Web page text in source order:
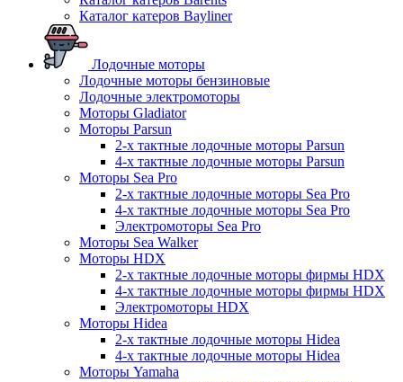
Каталог катеров Bayliner
Лодочные моторы
Лодочные моторы бензиновые
Лодочные электромоторы
Моторы Gladiator
Моторы Parsun
2-х тактные лодочные моторы Parsun
4-х тактные лодочные моторы Parsun
Моторы Sea Pro
2-х тактные лодочные моторы Sea Pro
4-х тактные лодочные моторы Sea Pro
Электромоторы Sea Pro
Моторы Sea Walker
Моторы HDX
2-х тактные лодочные моторы фирмы HDX
4-х тактные лодочные моторы фирмы HDX
Электромоторы HDX
Моторы Hidea
2-х тактные лодочные моторы Hidea
4-х тактные лодочные моторы Hidea
Моторы Yamaha